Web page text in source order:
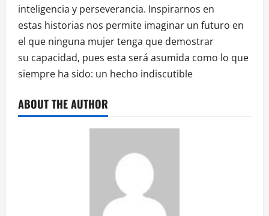
inteligencia y perseverancia. Inspirarnos en
estas historias nos permite imaginar un futuro en
el que ninguna mujer tenga que demostrar
su capacidad, pues esta será asumida como lo que
siempre ha sido: un hecho indiscutible
ABOUT THE AUTHOR